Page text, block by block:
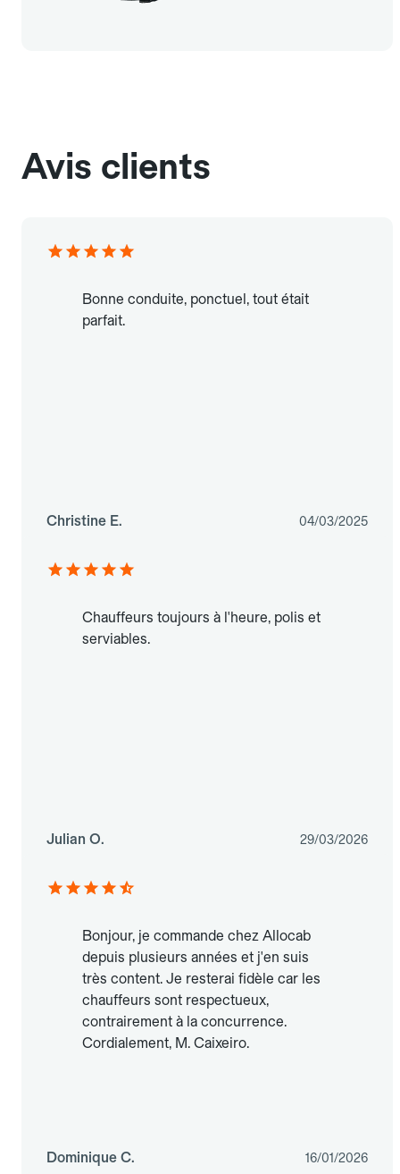
Avis clients
Bonne conduite, ponctuel, tout était
parfait.
Christine E. 04/03/2025
Chauffeurs toujours à l'heure, polis et
serviables.
Julian O. 29/03/2026
Bonjour, je commande chez Allocab
depuis plusieurs années et j'en suis
très content. Je resterai fidèle car les
chauffeurs sont respectueux,
contrairement à la concurrence.
Cordialement, M. Caixeiro.
Dominique C. 16/01/2026